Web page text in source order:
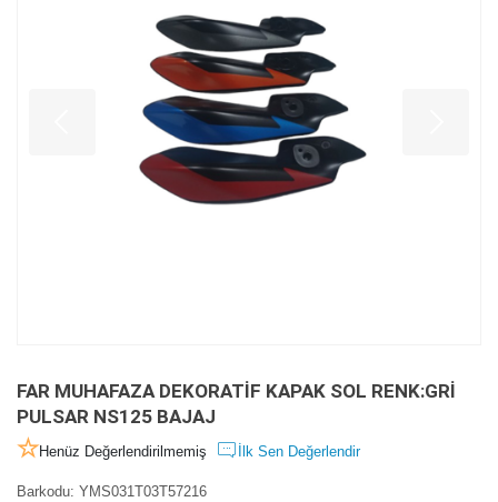
FAR MUHAFAZA DEKORATİF KAPAK SOL RENK:GRİ
PULSAR NS125 BAJAJ
Henüz Değerlendirilmemiş İlk Sen Değerlendir
Barkodu: YMS031T03T57216